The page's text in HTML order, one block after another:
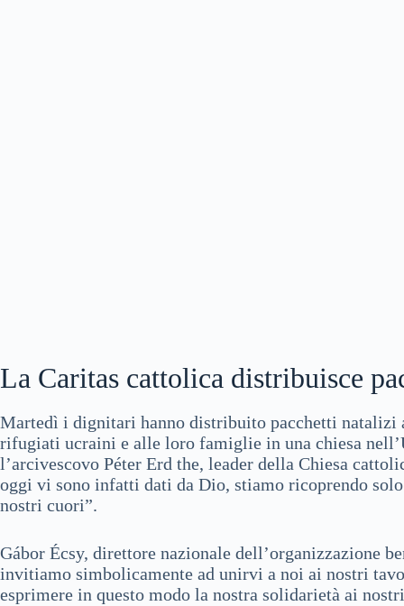
La Caritas cattolica distribuisce
Martedì i dignitari hanno distribuito pacchetti natalizi
rifugiati ucraini e alle loro famiglie in una chiesa
l’arcivescovo Péter Erd the, leader della Chiesa
oggi vi sono infatti dati da Dio, stiamo ricoprendo
nostri cuori”.
Gábor Écsy, direttore nazionale dell’organizzazione
invitiamo simbolicamente ad unirvi a noi ai nostri
esprimere in questo modo la nostra solidarietà ai